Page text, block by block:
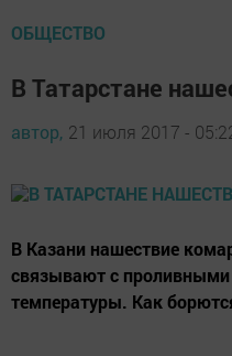
ОБЩЕСТВО
В Татарстане
автор, 21 июля 2017 -
В Казани нашествие
связывают с
температуры. Как